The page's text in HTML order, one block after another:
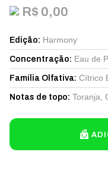
R$ 0,00
Edição: Harmony
Concentração: Eau de
Família Olfativa: Cítrico
Notas de topo: Toranja,